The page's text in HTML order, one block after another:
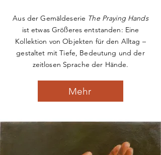
Aus der Gemäldeserie The Praying Hands
ist etwas Größeres entstanden: Eine
Kollektion von Objekten für den Alltag –
gestaltet mit Tiefe, Bedeutung und der
zeitlosen Sprache der Hände.
Mehr